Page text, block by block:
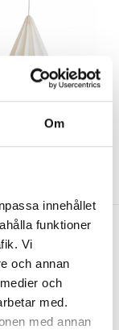
Om
innehållet
funktioner
Vi
och annan
och
med.
med annan
WATT & VEKE
Pendel Vit Tyvek